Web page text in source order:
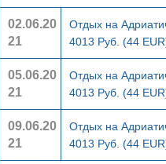
02.06.20
21
Отдых на
4013 Руб. (44
05.06.20
21
Отдых на
4013 Руб. (44
09.06.20
21
Отдых на
4013 Руб. (44